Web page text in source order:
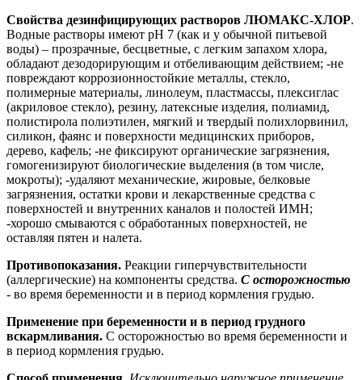
Свойства дезинфицирующих растворов ЛЮМАКС-ХЛОР.
Водные растворы имеют рН 7 (как и у обычной питьевой
воды) – прозрачные, бесцветные, с легким запахом хлора,
обладают дезодорирующим и отбеливающим действием; -не
повреждают коррозионностойкие металлы, стекло,
полимерные материалы, линолеум, пластмассы, плексиглас
(акриловое стекло), резину, латексные изделия, полиамид,
полистирола полиэтилен, мягкий и твердый полихлорвинил,
силикон, фаянс и поверхности медицинских приборов,
дерево, кафель; -не фиксируют органические загрязнения,
гомогенизируют биологические выделения (в том числе,
мокроты); -удаляют механические, жировые, белковые
загрязнения, остатки крови и лекарственные средства с
поверхностей и внутренних каналов и полостей ИМН;
-хорошо смываются с обработанных поверхностей, не
оставляя пятен и налета.
Противопоказания. Реакции гиперчувствительности
(аллергические) на компоненты средства. С осторожностью
- во время беременности и в период кормления грудью.
Применение при беременности и в период грудного
вскармливания. С осторожностью во время беременности и
в период кормления грудью.